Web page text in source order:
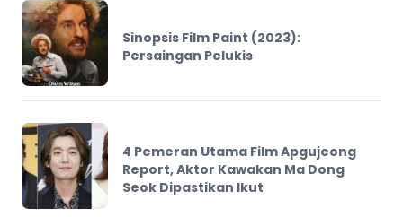
Sinopsis Film Paint (2023):
Persaingan Pelukis
4 Pemeran Utama Film Apgujeong
Report, Aktor Kawakan Ma Dong
Seok Dipastikan Ikut